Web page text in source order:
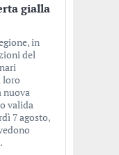
gialla
in
del
loro
nuova
valida
7 agosto,